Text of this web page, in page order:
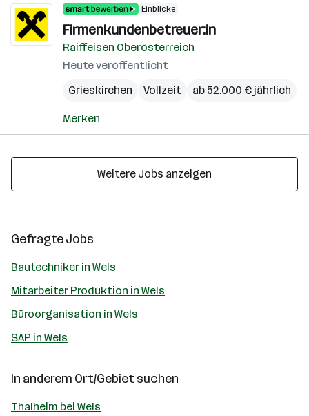
Einblicke
Firmenkundenbetreuer:in
Raiffeisen Oberösterreich
Heute veröffentlicht
Grieskirchen
Vollzeit ab 52.000 € jährlich
Merken
Weitere Jobs anzeigen
Gefragte Jobs
Bautechniker in Wels
Mitarbeiter Produktion in Wels
Büroorganisation in Wels
SAP in Wels
In anderem Ort/Gebiet suchen
Thalheim bei Wels